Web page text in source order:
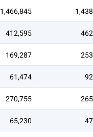
1,466,845
412,595
169,287
61,474
270,755
65,230